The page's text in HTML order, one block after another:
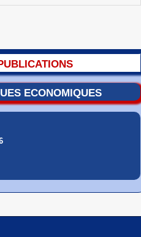
ECONOMIQUES